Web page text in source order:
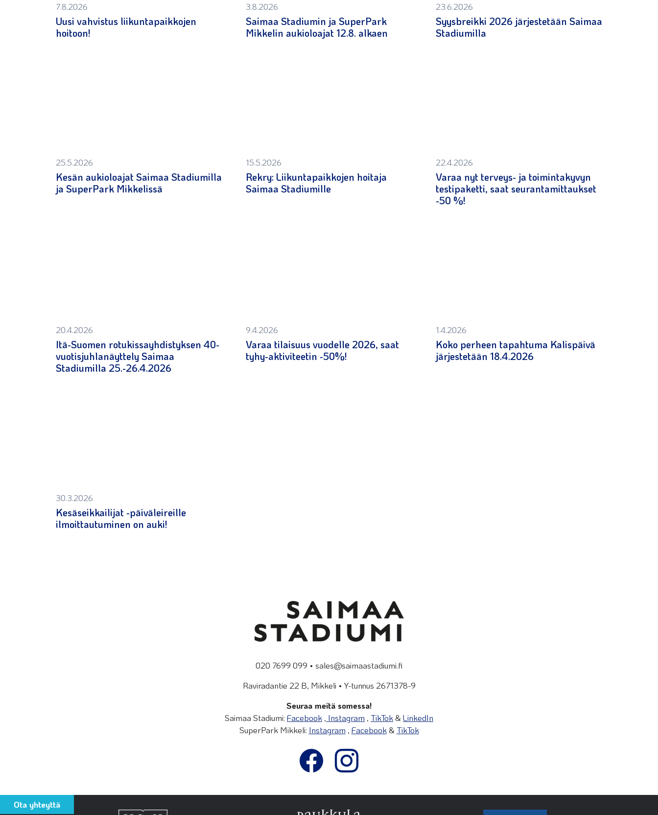
7.8.2026
Uusi vahvistus liikuntapaikkojen
hoitoon!
3.8.2026
Saimaa Stadiumin ja SuperPark
Mikkelin aukioloajat 12.8. alkaen
23.6.2026
Syysbreikki 2026 järjestetään Saimaa
Stadiumilla
25.5.2026
Kesän aukioloajat Saimaa Stadiumilla
ja SuperPark Mikkelissä
15.5.2026
Rekry: Liikuntapaikkojen hoitaja
Saimaa Stadiumille
22.4.2026
Varaa nyt terveys- ja toimintakyvyn
testipaketti, saat seurantamittaukset
-50 %!
20.4.2026
Itä-Suomen rotukissayhdistyksen 40-
vuotisjuhlanäyttely Saimaa
Stadiumilla 25.-26.4.2026
9.4.2026
Varaa tilaisuus vuodelle 2026, saat
tyhy-aktiviteetin -50%!
1.4.2026
Koko perheen tapahtuma Kalispäivä
järjestetään 18.4.2026
30.3.2026
Kesäseikkailijat -päiväleireille
ilmoittautuminen on auki!
020 7699 099 • sales@saimaastadiumi.fi
Raviradantie 22 B, Mikkeli • Y-tunnus 2671378-9
Seuraa meitä somessa!
Saimaa Stadiumi: Facebook , Instagram , TikTok & LinkedIn
SuperPark Mikkeli: Instagram , Facebook & TikTok
Ota yhteyttä